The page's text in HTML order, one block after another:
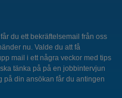
du ett bekräftelsemail från oss
nu. Valde du att få
mail i ett några veckor med tips
tänka på på en jobbintervjun
på din ansökan får du antingen